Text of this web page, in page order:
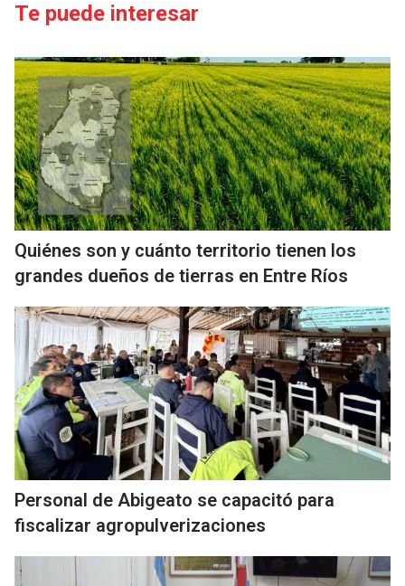
Te puede interesar
Quiénes son y cuánto territorio tienen los
grandes dueños de tierras en Entre Ríos
Personal de Abigeato se capacitó para
fiscalizar agropulverizaciones